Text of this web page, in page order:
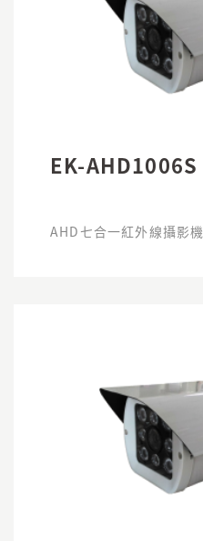
EK-AHD1006S
AHD七合一紅外線攝影機